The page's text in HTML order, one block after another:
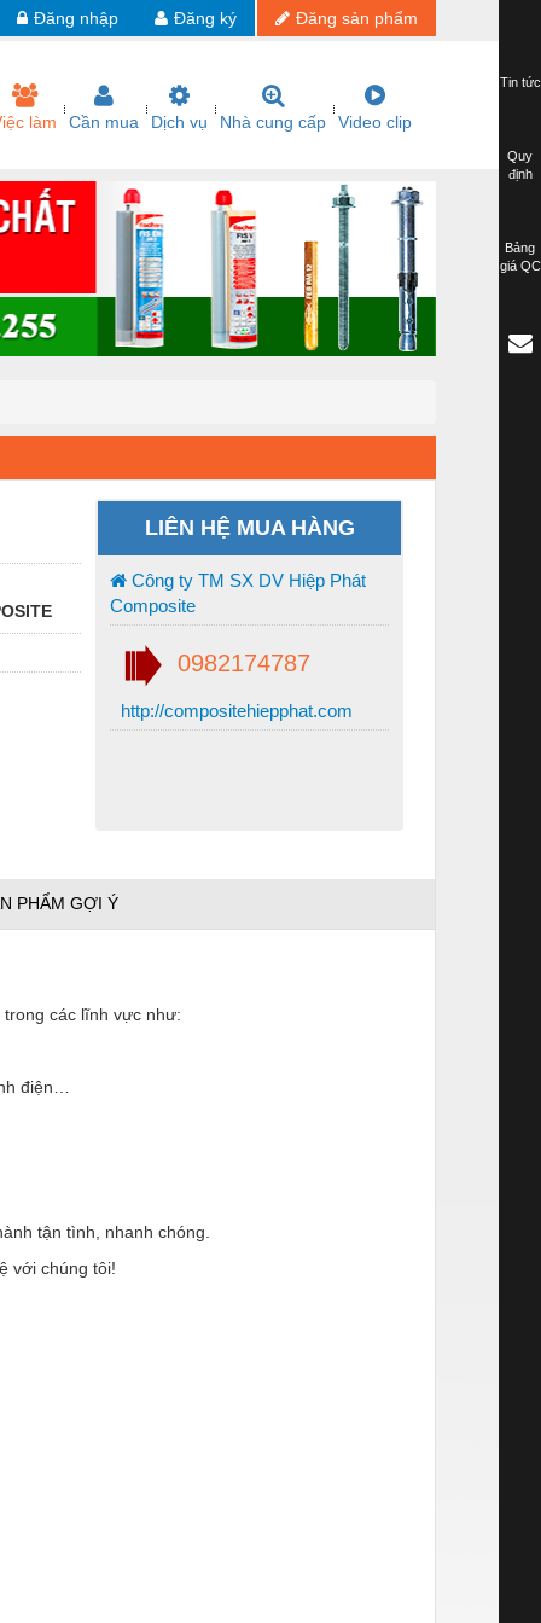
Đăng sản phẩm
Đăng ký
Đăng nhập
làm Cần mua Dịch vụ Nhà cung cấp Video clip
LIÊN HỆ MUA HÀNG
Công ty TM SX DV Hiệp Phát
Composite
0982174787
http://compositehiepphat.com
PHẨM GỢI Ý
các lĩnh vực như:
điện…
tận tình, nhanh chóng.
với chúng tôi!
Tin tức
Quy
định
Bảng
giá QC